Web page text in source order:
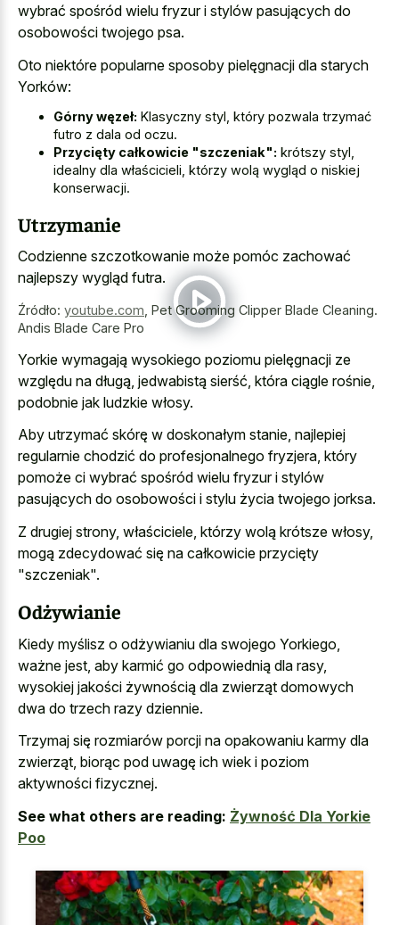
wybrać spośród wielu fryzur i stylów pasujących do
osobowości twojego psa.
Oto niektóre popularne sposoby pielęgnacji dla starych
Yorków:
Górny węzeł: Klasyczny styl, który pozwala trzymać
futro z dala od oczu.
Przycięty całkowicie "szczeniak": krótszy styl,
idealny dla właścicieli, którzy wolą wygląd o niskiej
konserwacji.
Utrzymanie
Codzienne szczotkowanie może pomóc zachować
najlepszy wygląd futra.
Źródło: youtube.com Pet Grooming Clipper Blade Cleaning.
Andis Blade Care Pro
Yorkie wymagają wysokiego poziomu pielęgnacji ze
względu na długą, jedwabistą sierść, która ciągle rośnie,
podobnie jak ludzkie włosy.
Aby utrzymać skórę w doskonałym stanie, najlepiej
regularnie chodzić do profesjonalnego fryzjera, który
pomoże ci wybrać spośród wielu fryzur i stylów
pasujących do osobowości i stylu życia twojego jorksa.
Z drugiej strony, właściciele, którzy wolą krótsze włosy,
mogą zdecydować się na całkowicie przycięty
"szczeniak".
Odżywianie
Kiedy myślisz o odżywianiu dla swojego Yorkiego,
ważne jest, aby karmić go odpowiednią dla rasy,
wysokiej jakości żywnością dla zwierząt domowych
dwa do trzech razy dziennie.
Trzymaj się rozmiarów porcji na opakowaniu karmy dla
zwierząt, biorąc pod uwagę ich wiek i poziom
aktywności fizycznej.
See what others are reading: Żywność Dla Yorkie
Poo